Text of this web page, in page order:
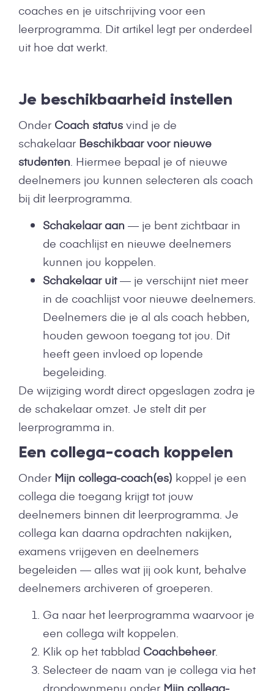
coaches en je uitschrijving voor een
leerprogramma. Dit artikel legt per onderdeel
uit hoe dat werkt.
Je beschikbaarheid instellen
Onder Coach status vind je de
schakelaar Beschikbaar voor nieuwe
studenten . Hiermee bepaal je of nieuwe
deelnemers jou kunnen selecteren als coach
bij dit leerprogramma.
Schakelaar aan — je bent zichtbaar in
de coachlijst en nieuwe deelnemers
kunnen jou koppelen.
Schakelaar uit— je verschijnt niet meer
in de coachlijst voor nieuwe deelnemers.
Deelnemers die je al als coach hebben,
houden gewoon toegang tot jou. Dit
heeft geen invloed op lopende
begeleiding.
De wijziging wordt direct opgeslagen zodra je
de schakelaar omzet. Je stelt dit per
leerprogramma in.
Een collega-coach koppelen
Onder Mijn collega-coach(es) koppel je een
collega die toegang krijgt tot jouw
deelnemers binnen dit leerprogramma. Je
collega kan daarna opdrachten nakijken,
examens vrijgeven en deelnemers
begeleiden — alles wat jij ook kunt, behalve
deelnemers archiveren of groeperen.
Ga naar het leerprogramma waarvoor je
een collega wilt koppelen.
Klik op het tabblad Coachbeheer.
Selecteer de naam van je collega via het
dropdownmenu onder Mijn collega-